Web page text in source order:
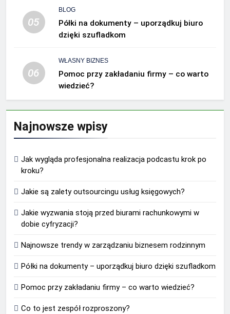
05
BLOG
Półki na dokumenty – uporządkuj biuro
dzięki szufladkom
06
WŁASNY BIZNES
Pomoc przy zakładaniu firmy – co warto
wiedzieć?
Najnowsze wpisy
Jak wygląda profesjonalna realizacja podcastu krok po
kroku?
Jakie są zalety outsourcingu usług księgowych?
Jakie wyzwania stoją przed biurami rachunkowymi w
dobie cyfryzacji?
Najnowsze trendy w zarządzaniu biznesem rodzinnym
Półki na dokumenty – uporządkuj biuro dzięki szufladkom
Pomoc przy zakładaniu firmy – co warto wiedzieć?
Co to jest zespół rozproszony?